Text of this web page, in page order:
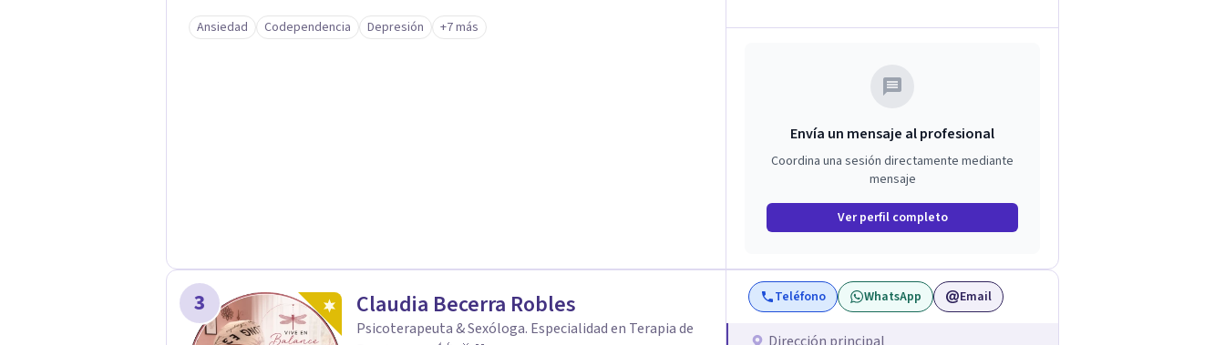
Ansiedad Codependencia Depresión +7 más
Envía un mensaje al profesional
Coordina una sesión directamente mediante
mensaje
Ver perfil completo
3 Claudia Becerra Robles
Psicoterapeuta & Sexóloga. Especialidad en Terapia de
Teléfono WhatsApp Email